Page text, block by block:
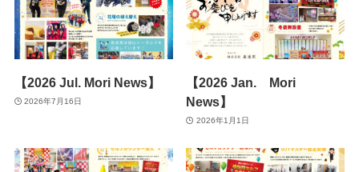
【2026 Jul. Mori News】
2026年7月16日
【2026 Jan. Mori
News】
2026年1月1日